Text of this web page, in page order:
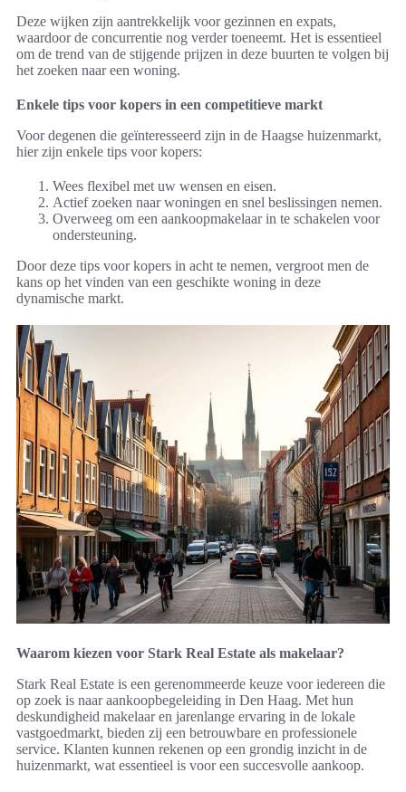
Deze wijken zijn aantrekkelijk voor gezinnen en expats,
waardoor de concurrentie nog verder toeneemt. Het is essentieel
om de trend van de stijgende prijzen in deze buurten te volgen bij
het zoeken naar een woning.
Enkele tips voor kopers in een competitieve markt
Voor degenen die geïnteresseerd zijn in de Haagse huizenmarkt,
hier zijn enkele tips voor kopers:
Wees flexibel met uw wensen en eisen.
Actief zoeken naar woningen en snel beslissingen nemen.
Overweeg om een aankoopmakelaar in te schakelen voor
ondersteuning.
Door deze tips voor kopers in acht te nemen, vergroot men de
kans op het vinden van een geschikte woning in deze
dynamische markt.
Waarom kiezen voor Stark Real Estate als makelaar?
Stark Real Estate is een gerenommeerde keuze voor iedereen die
op zoek is naar aankoopbegeleiding in Den Haag. Met hun
deskundigheid makelaar en jarenlange ervaring in de lokale
vastgoedmarkt, bieden zij een betrouwbare en professionele
service. Klanten kunnen rekenen op een grondig inzicht in de
huizenmarkt, wat essentieel is voor een succesvolle aankoop.